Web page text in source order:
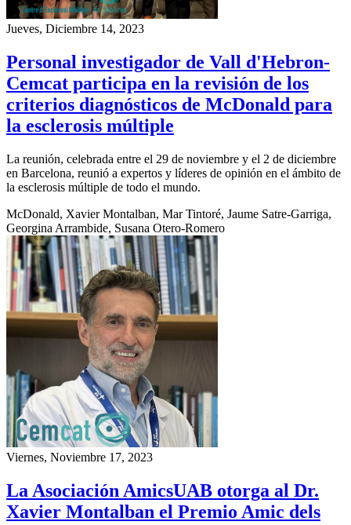
Jueves, Diciembre 14, 2023
Personal investigador de Vall d'Hebron-
Cemcat participa en la revisión de los
criterios diagnósticos de McDonald para
la esclerosis múltiple
La reunión, celebrada entre el 29 de noviembre y el 2 de diciembre
en Barcelona, ​​reunió a expertos y líderes de opinión en el ámbito de
la esclerosis múltiple de todo el mundo.
McDonald, Xavier Montalban, Mar Tintoré, Jaume Satre-Garriga,
Georgina Arrambide, Susana Otero-Romero
Viernes, Noviembre 17, 2023
La Asociación AmicsUAB otorga al Dr.
Xavier Montalban el Premio Amic dels